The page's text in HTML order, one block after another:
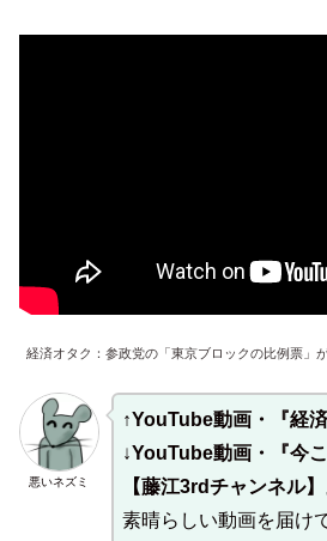
経済オタク：参政党の「東京ブロックの比例票」
悪いネズミ
↑YouTube動画・『経済
↓YouTube動画・『今
【藤江3rdチャンネル】
素晴らしい動画を届け